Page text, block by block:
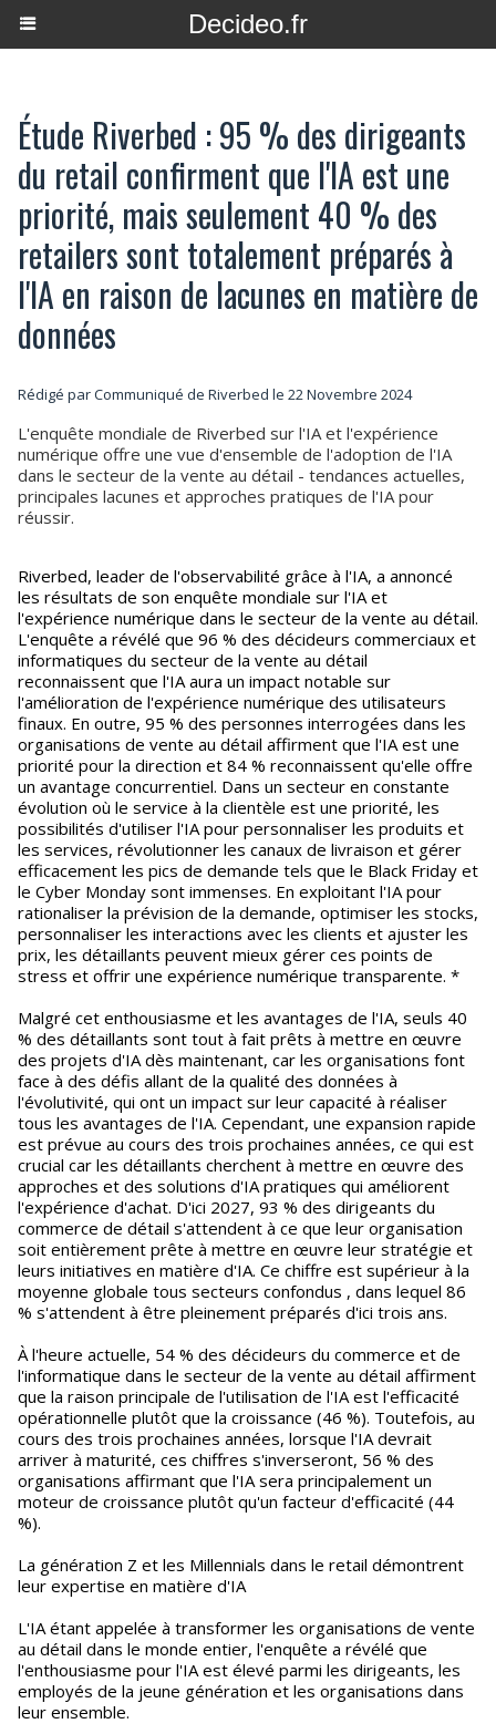
Decideo.fr
Étude Riverbed : 95 % des dirigeants
du retail confirment que l'IA est une
priorité, mais seulement 40 % des
retailers sont totalement préparés à
l'IA en raison de lacunes en matière de
données
Rédigé par Communiqué de Riverbed le 22 Novembre 2024
L'enquête mondiale de Riverbed sur l'IA et l'expérience
numérique offre une vue d'ensemble de l'adoption de l'IA
dans le secteur de la vente au détail - tendances actuelles,
principales lacunes et approches pratiques de l'IA pour
réussir.
Riverbed, leader de l'observabilité grâce à l'IA, a annoncé
les résultats de son enquête mondiale sur l'IA et
l'expérience numérique dans le secteur de la vente au détail.
L'enquête a révélé que 96 % des décideurs commerciaux et
informatiques du secteur de la vente au détail
reconnaissent que l'IA aura un impact notable sur
l'amélioration de l'expérience numérique des utilisateurs
finaux. En outre, 95 % des personnes interrogées dans les
organisations de vente au détail affirment que l'IA est une
priorité pour la direction et 84 % reconnaissent qu'elle offre
un avantage concurrentiel. Dans un secteur en constante
évolution où le service à la clientèle est une priorité, les
possibilités d'utiliser l'IA pour personnaliser les produits et
les services, révolutionner les canaux de livraison et gérer
efficacement les pics de demande tels que le Black Friday et
le Cyber Monday sont immenses. En exploitant l'IA pour
rationaliser la prévision de la demande, optimiser les stocks,
personnaliser les interactions avec les clients et ajuster les
prix, les détaillants peuvent mieux gérer ces points de
stress et offrir une expérience numérique transparente. *
Malgré cet enthousiasme et les avantages de l'IA, seuls 40
% des détaillants sont tout à fait prêts à mettre en œuvre
des projets d'IA dès maintenant, car les organisations font
face à des défis allant de la qualité des données à
l'évolutivité, qui ont un impact sur leur capacité à réaliser
tous les avantages de l'IA. Cependant, une expansion rapide
est prévue au cours des trois prochaines années, ce qui est
crucial car les détaillants cherchent à mettre en œuvre des
approches et des solutions d'IA pratiques qui améliorent
l'expérience d'achat. D'ici 2027, 93 % des dirigeants du
commerce de détail s'attendent à ce que leur organisation
soit entièrement prête à mettre en œuvre leur stratégie et
leurs initiatives en matière d'IA. Ce chiffre est supérieur à la
moyenne globale tous secteurs confondus , dans lequel 86
% s'attendent à être pleinement préparés d'ici trois ans.
À l'heure actuelle, 54 % des décideurs du commerce et de
l'informatique dans le secteur de la vente au détail affirment
que la raison principale de l'utilisation de l'IA est l'efficacité
opérationnelle plutôt que la croissance (46 %). Toutefois, au
cours des trois prochaines années, lorsque l'IA devrait
arriver à maturité, ces chiffres s'inverseront, 56 % des
organisations affirmant que l'IA sera principalement un
moteur de croissance plutôt qu'un facteur d'efficacité (44
%).
La génération Z et les Millennials dans le retail démontrent
leur expertise en matière d'IA
L'IA étant appelée à transformer les organisations de vente
au détail dans le monde entier, l'enquête a révélé que
l'enthousiasme pour l'IA est élevé parmi les dirigeants, les
employés de la jeune génération et les organisations dans
leur ensemble.